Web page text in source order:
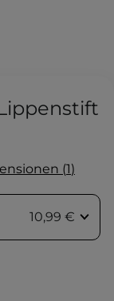
1
10,99 €